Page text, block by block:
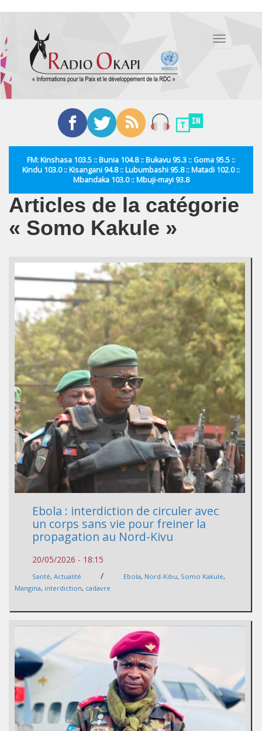
contenu
principal
Toggle
FM: Kinshasa 103.5 :: Bunia 104.8 :: Bukavu 95.3 :: Goma 95.5 ::
Kindu 103.0 :: Kisangani 94.8 :: Lubumbashi 95.8 :: Matadi 102.0 ::
Mbandaka 103.0 :: Mbuji-mayi 93.8
Articles de la catégorie
« Somo Kakule »
Ebola : interdiction de circuler avec
un corps sans vie pour freiner la
propagation au Nord-Kivu
20/05/2026 - 18:15
Santé, Actualité / Ebola, Nord-Kibu, Somo Kakule,
Mangina, interdiction, cadavre